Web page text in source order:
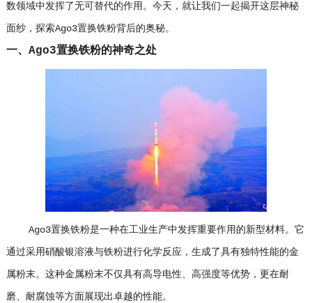
数领域中发挥了无可替代的作用。今天，就让我们一起揭开这层神秘
面纱，探索Ago3置换铁粉背后的奥秘。
一、Ago3置换铁粉的神奇之处
Ago3置换铁粉是一种在工业生产中发挥重要作用的新型材料。它
通过采用硝酸银溶液与铁粉进行化学反应，生成了具有独特性能的金
属粉末。这种金属粉末不仅具有高导电性、高强度等优势，更在耐
磨、耐腐蚀等方面展现出卓越的性能。